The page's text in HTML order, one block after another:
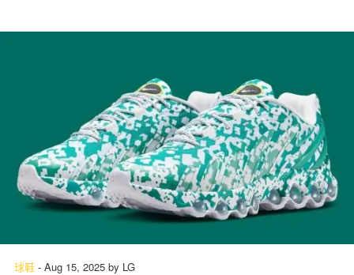
球鞋 - Aug 15, 2025 by LG